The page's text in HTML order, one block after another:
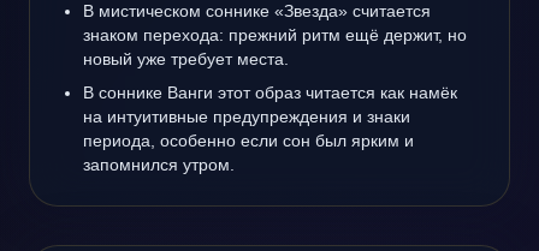
В мистическом соннике «Звезда» считается
знаком перехода: прежний ритм ещё держит, но
новый уже требует места.
В соннике Ванги этот образ читается как намёк
на интуитивные предупреждения и знаки
периода, особенно если сон был ярким и
запомнился утром.